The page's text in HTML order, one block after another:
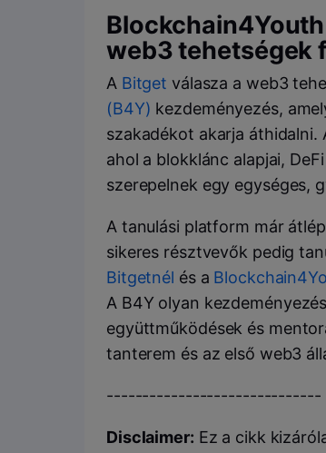
web3 tehetségek
A Bitget válasza a web3
(B4Y) kezdeményezés,
szakadékot akarja áthidalni.
ahol a blokklánc alapjai,
szerepelnek egy egységes,
A tanulási platform már
sikeres résztvevők pedig
Bitgetnél és a
A B4Y olyan
együttműködések és
tanterem és az első web3
------------------------------
Disclaimer: Ez a cikk